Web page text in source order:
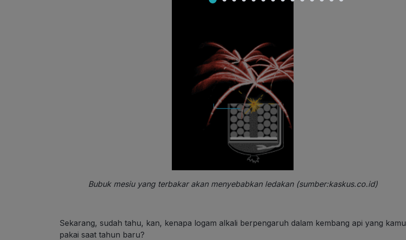
Bubuk mesiu yang terbakar akan menyebabkan ledakan (sumber:kaskus.co.id)
Sekarang, sudah tahu, kan, kenapa logam alkali berpengaruh dalam kembang api yang kamu
pakai saat tahun baru?